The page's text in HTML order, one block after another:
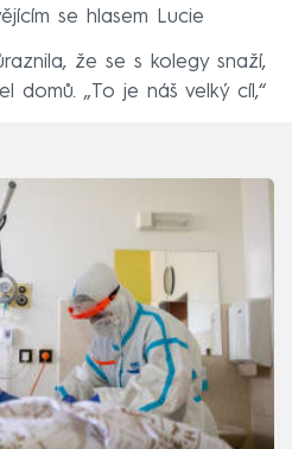
se hlasem Lucie
že se s kolegy snaží,
domů. „To je náš velký cíl,“